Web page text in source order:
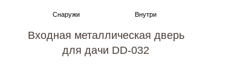
Входная металлическая дверь
для дачи DD-032